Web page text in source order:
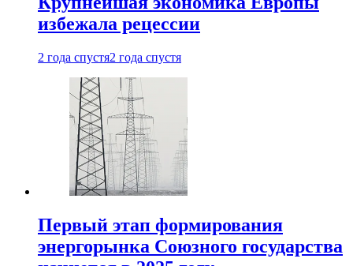
избежала рецессии
2 года спустя2 года спустя
Первый этап формирования
энергорынка Союзного государства